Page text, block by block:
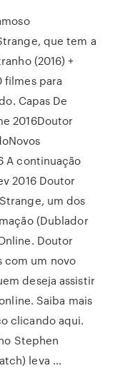
que tem a
(2016) +
filmes para
Capas De
2016Doutor
A continuação
2016 Doutor
um dos
(Dublador
Doutor
com um novo
deseja assistir
Saiba mais
clicando aqui.
Stephen
leva …